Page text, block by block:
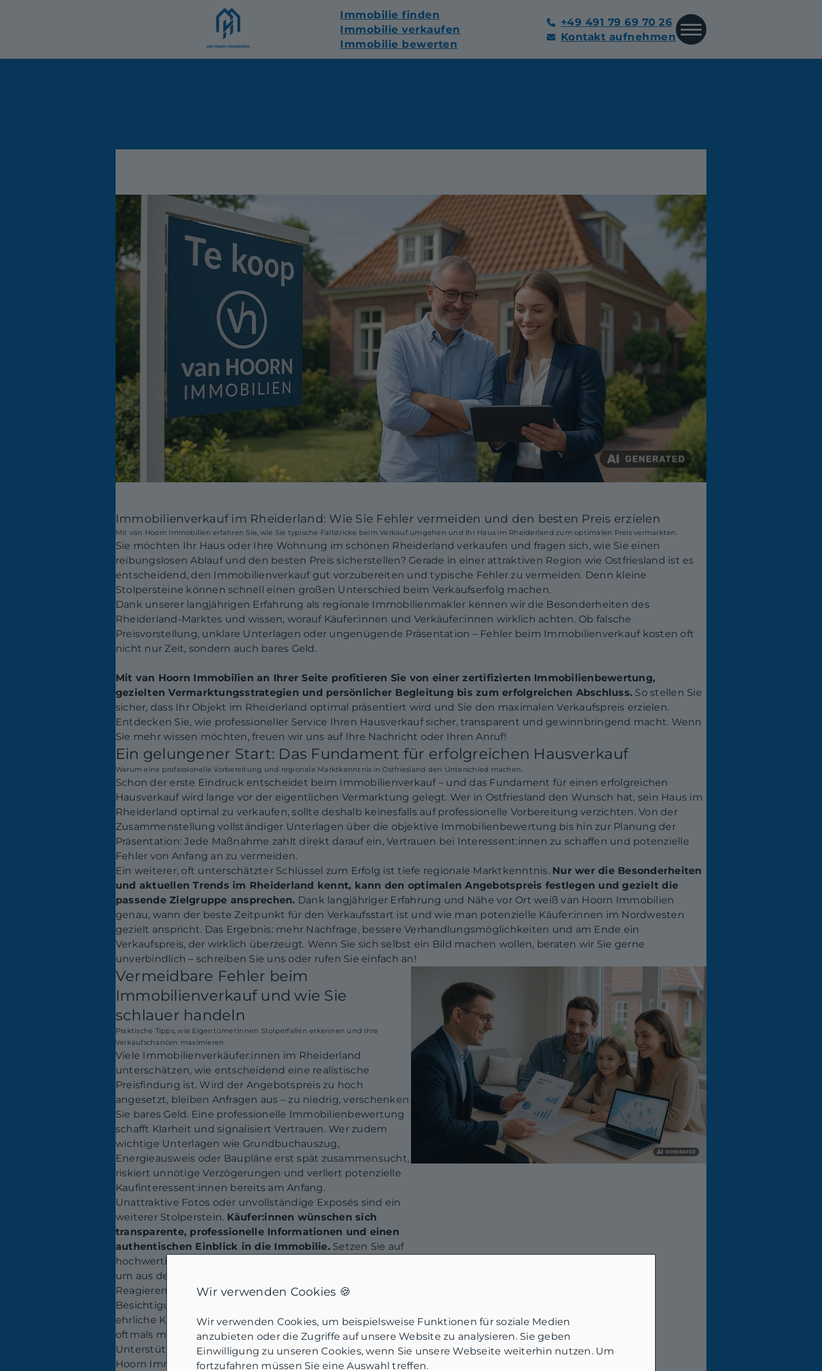
Immobilie finden
Immobilie verkaufen
Immobilie bewerten
+49 491 79 69 70 26
Kontakt aufnehmen
Immobilienverkauf im Rheiderland: Wie Sie Fehler vermeiden und den besten Preis erzielen
Mit van Hoorn Immobilien erfahren Sie, wie Sie typische Fallstricke beim Verkauf umgehen und Ihr Haus im Rheiderland zum optimalen Preis vermarkten.
Sie möchten Ihr Haus oder Ihre Wohnung im schönen Rheiderland verkaufen und fragen sich, wie Sie einen
reibungslosen Ablauf und den besten Preis sicherstellen? Gerade in einer attraktiven Region wie Ostfriesland ist es
entscheidend, den Immobilienverkauf gut vorzubereiten und typische Fehler zu vermeiden. Denn kleine
Stolpersteine können schnell einen großen Unterschied beim Verkaufserfolg machen.
Dank unserer langjährigen Erfahrung als regionale Immobilienmakler kennen wir die Besonderheiten des
Rheiderland-Marktes und wissen, worauf Käufer:innen und Verkäufer:innen wirklich achten. Ob falsche
Preisvorstellung, unklare Unterlagen oder ungenügende Präsentation – Fehler beim Immobilienverkauf kosten oft
nicht nur Zeit, sondern auch bares Geld.
Mit van Hoorn Immobilien an Ihrer Seite profitieren Sie von einer zertifizierten Immobilienbewertung,
gezielten Vermarktungsstrategien und persönlicher Begleitung bis zum erfolgreichen Abschluss. So stellen Sie
sicher, dass Ihr Objekt im Rheiderland optimal präsentiert wird und Sie den maximalen Verkaufspreis erzielen.
Entdecken Sie, wie professioneller Service Ihren Hausverkauf sicher, transparent und gewinnbringend macht. Wenn
Sie mehr wissen möchten, freuen wir uns auf Ihre Nachricht oder Ihren Anruf!
Ein gelungener Start: Das Fundament für erfolgreichen Hausverkauf
Warum eine professionelle Vorbereitung und regionale Marktkenntnis in Ostfriesland den Unterschied machen.
Schon der erste Eindruck entscheidet beim Immobilienverkauf – und das Fundament für einen erfolgreichen
Hausverkauf wird lange vor der eigentlichen Vermarktung gelegt. Wer in Ostfriesland den Wunsch hat, sein Haus im
Rheiderland optimal zu verkaufen, sollte deshalb keinesfalls auf professionelle Vorbereitung verzichten. Von der
Zusammenstellung vollständiger Unterlagen über die objektive Immobilienbewertung bis hin zur Planung der
Präsentation: Jede Maßnahme zahlt direkt darauf ein, Vertrauen bei Interessent:innen zu schaffen und potenzielle
Fehler von Anfang an zu vermeiden.
Ein weiterer, oft unterschätzter Schlüssel zum Erfolg ist tiefe regionale Marktkenntnis. Nur wer die Besonderheiten
und aktuellen Trends im Rheiderland kennt, kann den optimalen Angebotspreis festlegen und gezielt die
passende Zielgruppe ansprechen. Dank langjähriger Erfahrung und Nähe vor Ort weiß van Hoorn Immobilien
genau, wann der beste Zeitpunkt für den Verkaufsstart ist und wie man potenzielle Käufer:innen im Nordwesten
gezielt anspricht. Das Ergebnis: mehr Nachfrage, bessere Verhandlungsmöglichkeiten und am Ende ein
Verkaufspreis, der wirklich überzeugt. Wenn Sie sich selbst ein Bild machen wollen, beraten wir Sie gerne
unverbindlich – schreiben Sie uns oder rufen Sie einfach an!
Vermeidbare Fehler beim
Immobilienverkauf und wie Sie
schlauer handeln
Praktische Tipps, wie Eigentümer:innen Stolperfallen erkennen und Ihre
Verkaufschancen maximieren.
Viele Immobilienverkäufer:innen im Rheiderland
unterschätzen, wie entscheidend eine realistische
Preisfindung ist. Wird der Angebotspreis zu hoch
angesetzt, bleiben Anfragen aus – zu niedrig, verschenken
Sie bares Geld. Eine professionelle Immobilienbewertung
schafft Klarheit und signalisiert Vertrauen. Wer zudem
wichtige Unterlagen wie Grundbuchauszug,
Energieausweis oder Baupläne erst spät zusammensucht,
riskiert unnötige Verzögerungen und verliert potenzielle
Kaufinteressent:innen bereits am Anfang.
Unattraktive Fotos oder unvollständige Exposés sind ein
weiterer Stolperstein. Käufer:innen wünschen sich
transparente, professionelle Informationen und einen
authentischen Einblick in die Immobilie.Setzen Sie auf
hochwertige Bilder und eine ansprechende Präsentation,
um aus der Masse hervorzustechen. Ebenso wichtig:
Reagieren Sie schnell auf Anfragen und bieten Sie flexible
Besichtigungstermine an. Persönliche Betreuung und
ehrliche Kommunikation überzeugen Interessenten
oftmals mehr als die teure Ausstattung. Wer sich hier
Unterstützung durch erfahrene Makler:innen wie van
Hoorn Immobilien holt, reduziert typische Fehler und
Wir verwenden Cookies 🍪
Wir verwenden Cookies, um beispielsweise Funktionen für soziale Medien
anzubieten oder die Zugriffe auf unsere Website zu analysieren. Sie geben
Einwilligung zu unseren Cookies, wenn Sie unsere Webseite weiterhin nutzen. Um
fortzufahren müssen Sie eine Auswahl treffen.